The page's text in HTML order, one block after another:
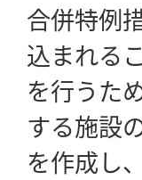
合併特例
込まれる
を行うた
する施設
を作成し